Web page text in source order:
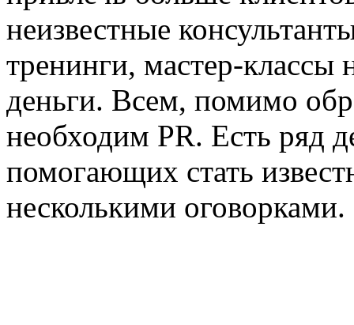
неизвестные
тренинги, мастер-классы
деньги. Всем, помимо
необходим PR. Есть ряд
помогающих стать
несколькими оговорками.